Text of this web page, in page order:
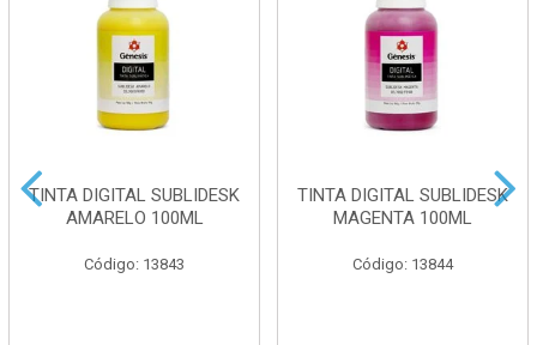
TINTA DIGITAL SUBLIDESK
AMARELO 100ML
Código: 13843
TINTA DIGITAL SUBLIDESK
MAGENTA 100ML
Código: 13844